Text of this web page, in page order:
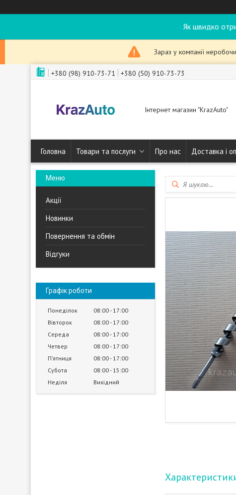
Як швидко
Зараз у компанії
+380 (98) 910-73-71 +380 (50) 910-73-73
Інтернет магазин "KrazAuto"
Головна Товари та послуги Про нас Доставка і
Акції
Новинки
Повернення та обмін
Відгуки
Графік роботи
Понеділок 08:00 17:00
Вівторок
08:00 17:00
Середа
08:00 17:00
Четвер
08:00 17:00
Пʼятниця
08:00 17:00
Субота
08:00 15:00
Неділя
Вихідний